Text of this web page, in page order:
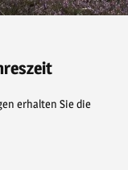
erhalten Sie die